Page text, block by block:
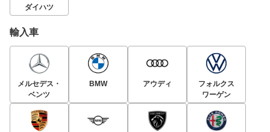
エンジンを搭載するベーシックグレード。前後バンパー、
アルミホイールも18インチと見た目はかなりスポーティ
だ。内装でも本革巻きステアリング＆シフトノブを装備し
ており、中古市場でも人気の高いグレードだ。
ダイハツ
輸入車
メルセデス・
ベンツ
BMW アウディ
フォルクス
ワーゲン